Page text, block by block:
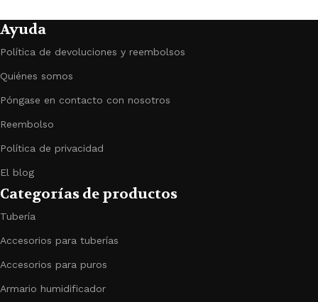
Ayuda
Política de devoluciones y reembolsos
Quiénes somos
Póngase en contacto con nosotros
Reembolso
Política de privacidad
El blog
Categorías de productos
Tubería
Accesorios para tuberías
Accesorios para puros
Armario humidificador